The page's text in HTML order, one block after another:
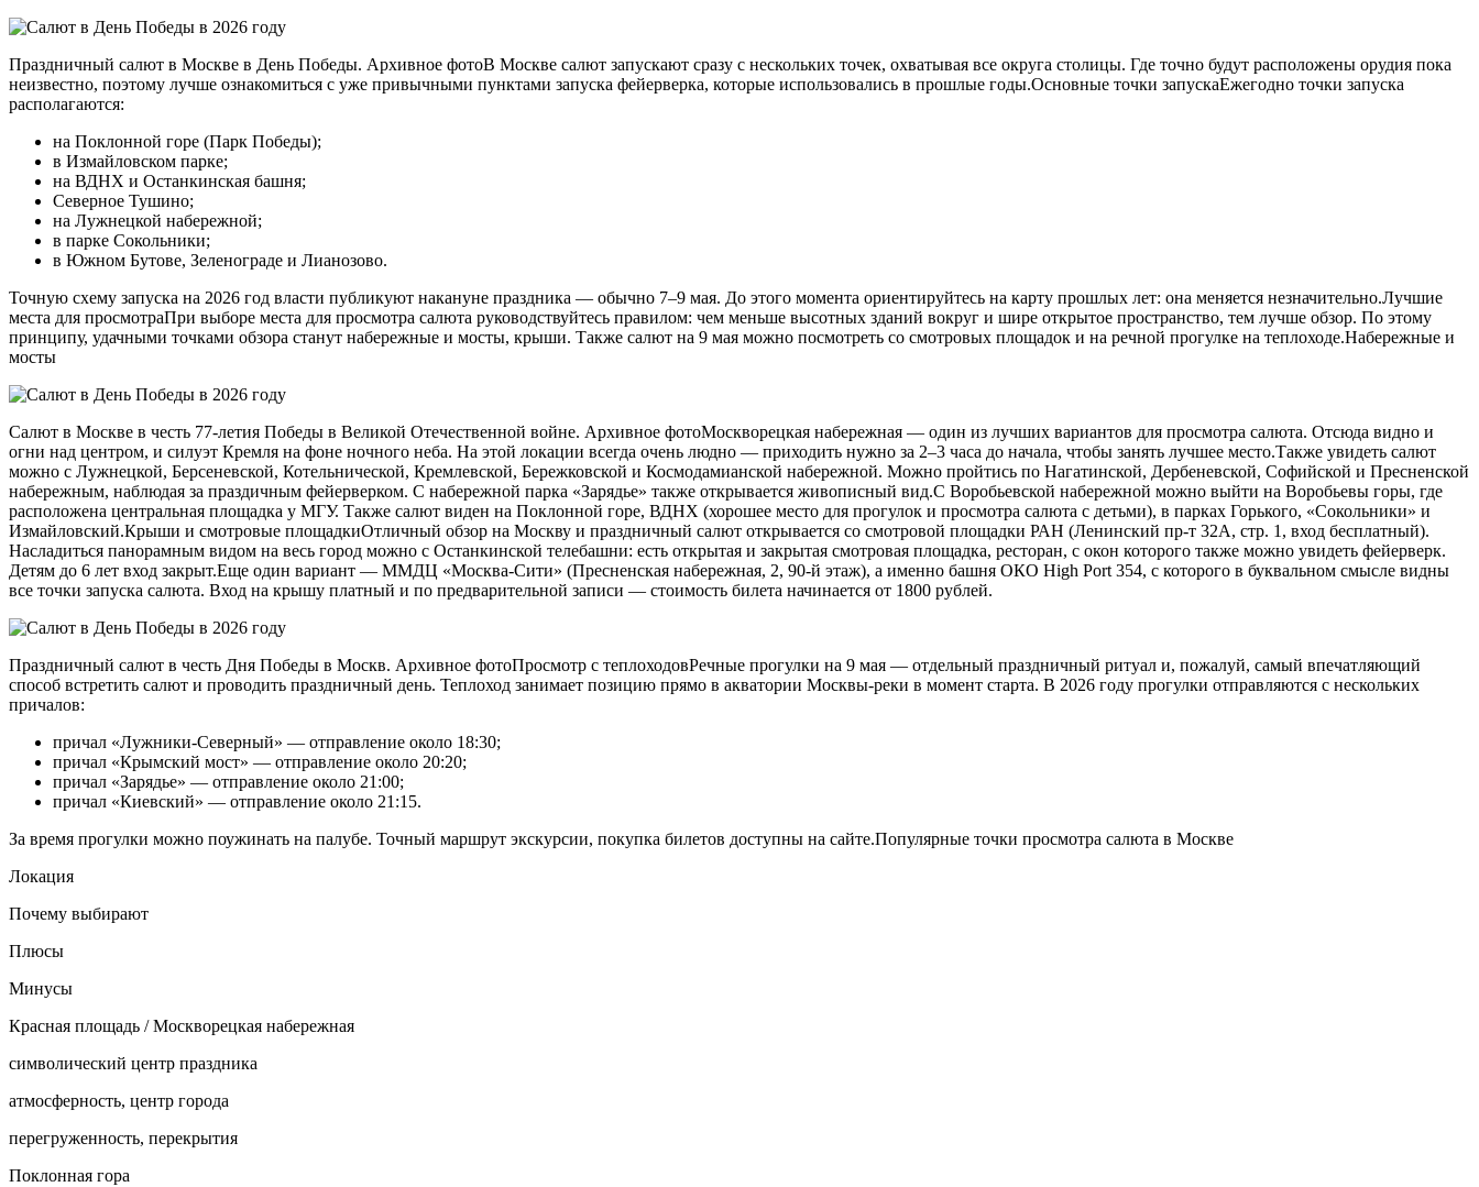
Праздничный салют в Москве в День Победы. Архивное фотоВ Москве салют запускают сразу с нескольких точек, охватывая все округа столицы. Где точно будут расположены орудия пока
неизвестно, поэтому лучше ознакомиться с уже привычными пунктами запуска фейерверка, которые использовались в прошлые годы.Основные точки запускаЕжегодно точки запуска
располагаются:
на Поклонной горе (Парк Победы);
в Измайловском парке;
на ВДНХ и Останкинская башня;
Северное Тушино;
на Лужнецкой набережной;
в парке Сокольники;
в Южном Бутове, Зеленограде и Лианозово.
Точную схему запуска на 2026 год власти публикуют накануне праздника — обычно 7–9 мая. До этого момента ориентируйтесь на карту прошлых лет: она меняется незначительно.Лучшие
места для просмотраПри выборе места для просмотра салюта руководствуйтесь правилом: чем меньше высотных зданий вокруг и шире открытое пространство, тем лучше обзор. По этому
принципу, удачными точками обзора станут набережные и мосты, крыши. Также салют на 9 мая можно посмотреть со смотровых площадок и на речной прогулке на теплоходе.Набережные и
мосты
Салют в Москве в честь 77-летия Победы в Великой Отечественной войне. Архивное фотоМоскворецкая набережная — один из лучших вариантов для просмотра салюта. Отсюда видно и
огни над центром, и силуэт Кремля на фоне ночного неба. На этой локации всегда очень людно — приходить нужно за 2–3 часа до начала, чтобы занять лучшее место.Также увидеть салют
можно с Лужнецкой, Берсеневской, Котельнической, Кремлевской, Бережковской и Космодамианской набережной. Можно пройтись по Нагатинской, Дербеневской, Софийской и Пресненской
набережным, наблюдая за праздичным фейерверком. С набережной парка «Зарядье» также открывается живописный вид.С Воробьевской набережной можно выйти на Воробьевы горы, где
расположена центральная площадка у МГУ. Также салют виден на Поклонной горе, ВДНХ (хорошее место для прогулок и просмотра салюта с детьми), в парках Горького, «Сокольники» и
Измайловский.Крыши и смотровые площадкиОтличный обзор на Москву и праздничный салют открывается со смотровой площадки РАН (Ленинский пр-т 32А, стр. 1, вход бесплатный).
Насладиться панорамным видом на весь город можно с Останкинской телебашни: есть открытая и закрытая смотровая площадка, ресторан, с окон которого также можно увидеть фейерверк.
Детям до 6 лет вход закрыт.Еще один вариант — ММДЦ «Москва-Сити» (Пресненская набережная, 2, 90-й этаж), а именно башня ОКО High Port 354, с которого в буквальном смысле видны
все точки запуска салюта. Вход на крышу платный и по предварительной записи — стоимость билета начинается от 1800 рублей.
Праздничный салют в честь Дня Победы в Москв. Архивное фотоПросмотр с теплоходовРечные прогулки на 9 мая — отдельный праздничный ритуал и, пожалуй, самый впечатляющий
способ встретить салют и проводить праздничный день. Теплоход занимает позицию прямо в акватории Москвы-реки в момент старта. В 2026 году прогулки отправляются с нескольких
причалов:
причал «Лужники-Северный» — отправление около 18:30;
причал «Крымский мост» — отправление около 20:20;
причал «Зарядье» — отправление около 21:00;
причал «Киевский» — отправление около 21:15.
За время прогулки можно поужинать на палубе. Точный маршрут экскурсии, покупка билетов доступны на сайте.Популярные точки просмотра салюта в Москве
Локация
Почему выбирают
Плюсы
Минусы
Красная площадь / Москворецкая набережная
символический центр праздника
атмосферность, центр города
перегруженность, перекрытия
Поклонная гора